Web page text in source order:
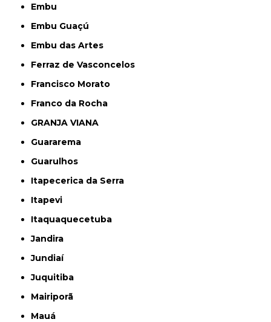
Embu
Embu Guaçú
Embu das Artes
Ferraz de Vasconcelos
Francisco Morato
Franco da Rocha
GRANJA VIANA
Guararema
Guarulhos
Itapecerica da Serra
Itapevi
Itaquaquecetuba
Jandira
Jundiaí
Juquitiba
Mairiporã
Mauá